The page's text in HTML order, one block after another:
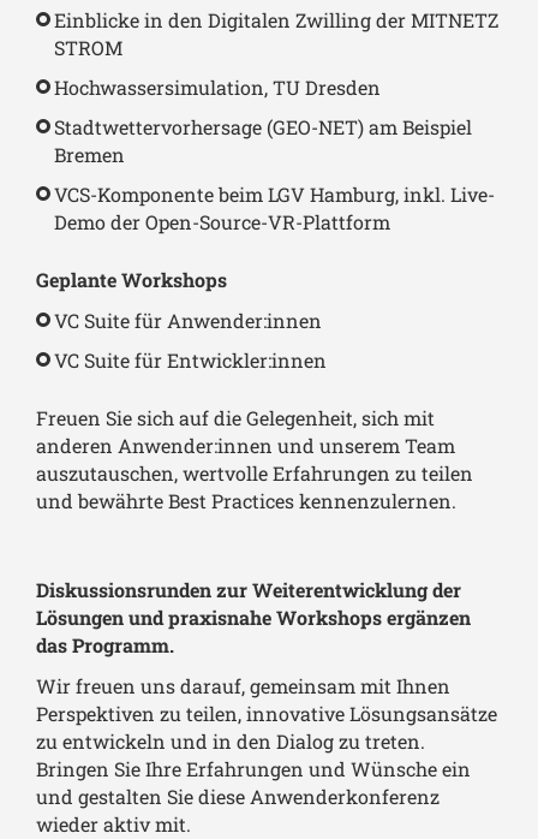
Einblicke in den Digitalen Zwilling der MITNETZ
STROM
Hochwassersimulation, TU Dresden
Stadtwettervorhersage (GEO-NET) am Beispiel
Bremen
VCS-Komponente beim LGV Hamburg, inkl. Live-
Demo der Open-Source-VR-Plattform
Geplante Workshops
VC Suite für Anwender:innen
VC Suite für Entwickler:innen
Freuen Sie sich auf die Gelegenheit, sich mit
anderen Anwender:innen und unserem Team
auszutauschen, wertvolle Erfahrungen zu teilen
und bewährte Best Practices kennenzulernen.
Diskussionsrunden zur Weiterentwicklung der
Lösungen und praxisnahe Workshops ergänzen
das Programm.
Wir freuen uns darauf, gemeinsam mit Ihnen
Perspektiven zu teilen, innovative Lösungsansätze
zu entwickeln und in den Dialog zu treten.
Bringen Sie Ihre Erfahrungen und Wünsche ein
und gestalten Sie diese Anwenderkonferenz
wieder aktiv mit.